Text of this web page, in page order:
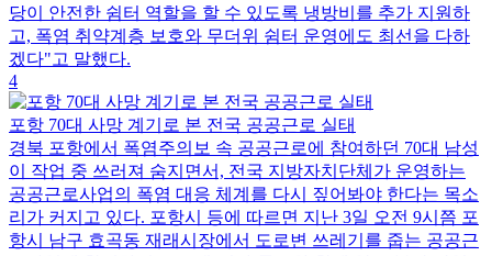
당이 안전한 쉼터 역할을 할 수 있도록 냉방비를 추가 지원하
고, 폭염 취약계층 보호와 무더위 쉼터 운영에도 최선을 다하
겠다"고 말했다.
4
포항 70대 사망 계기로 본 전국 공공근로 실태
경북 포항에서 폭염주의보 속 공공근로에 참여하던 70대 남성
이 작업 중 쓰러져 숨지면서, 전국 지방자치단체가 운영하는
공공근로사업의 폭염 대응 체계를 다시 짚어봐야 한다는 목소
리가 커지고 있다. 포항시 등에 따르면 지난 3일 오전 9시쯤 포
항시 남구 효곡동 재래시장에서 도로변 쓰레기를 줍는 공공근